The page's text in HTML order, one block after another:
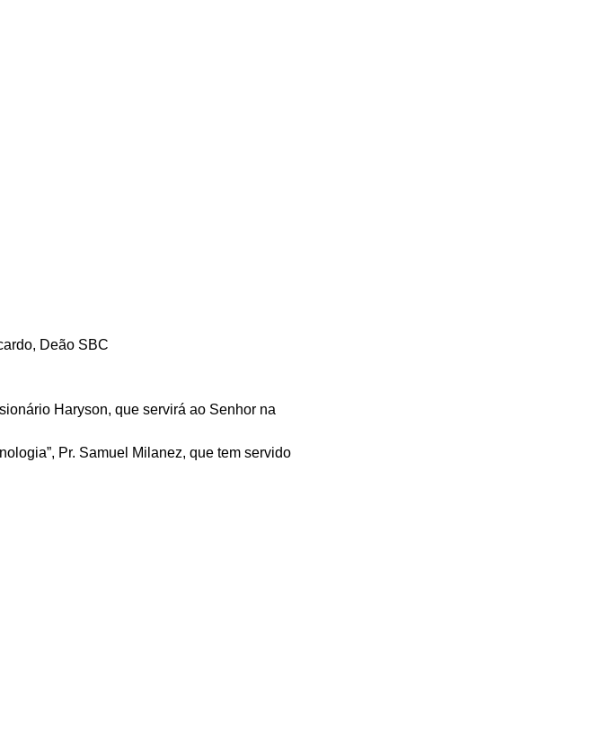
Deão SBC
Haryson, que servirá ao Senhor na
Pr. Samuel Milanez, que tem servido